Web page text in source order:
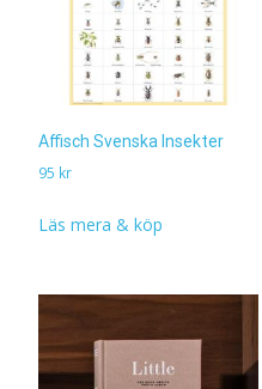
Affisch Svenska Insekter
95 kr
Läs mera & köp